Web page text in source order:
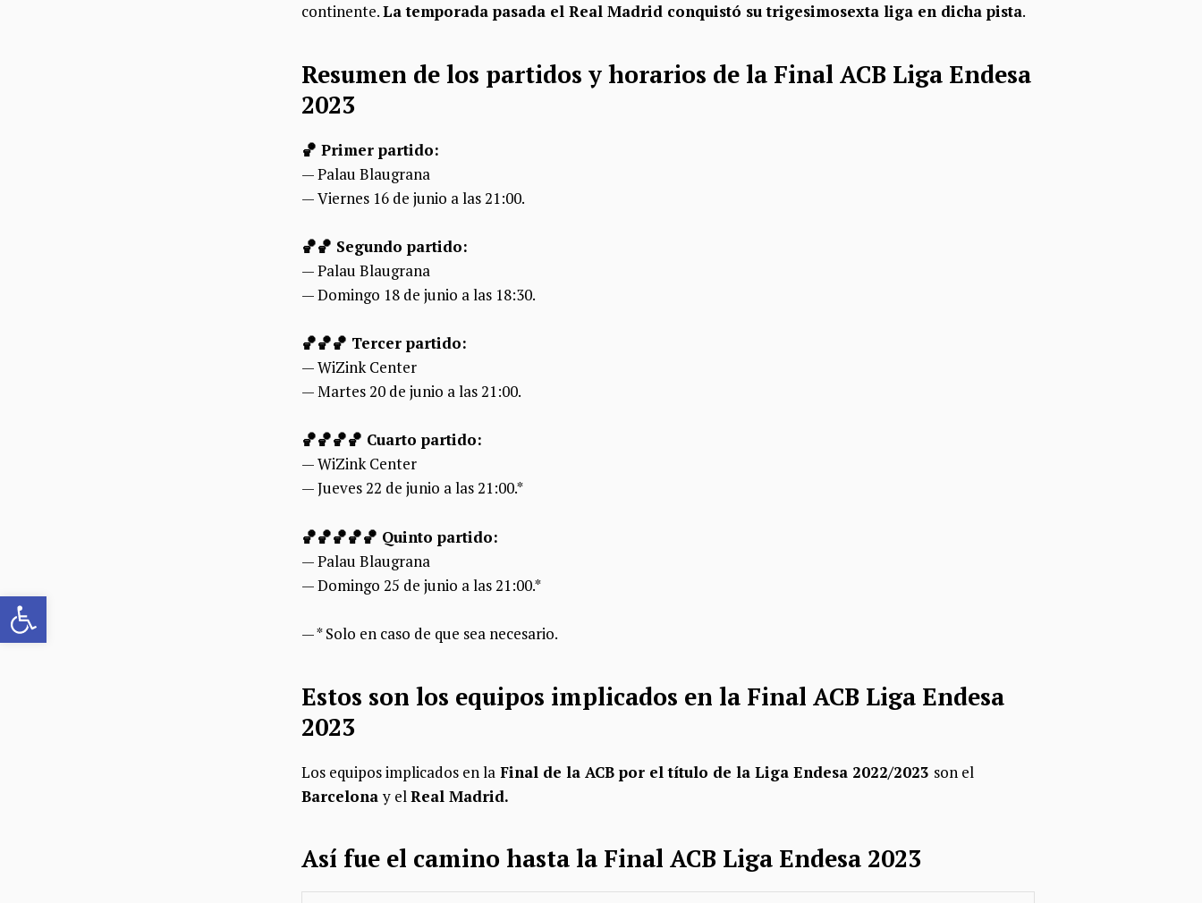
Abrir barra de herramientas
continente.La temporada pasada el Real Madrid conquistó su trigesimosexta liga en dicha pista.
Resumen de los partidos y horarios de la Final ACB Liga Endesa
2023
🏀 Primer partido:
— Palau Blaugrana
— Viernes 16 de junio a las 21:00.
🏀🏀 Segundo partido:
— Palau Blaugrana
— Domingo 18 de junio a las 18:30.
🏀🏀🏀 Tercer partido:
— WiZink Center
— Martes 20 de junio a las 21:00.
🏀🏀🏀🏀 Cuarto partido:
— WiZink Center
— Jueves 22 de junio a las 21:00.*
🏀🏀🏀🏀🏀 Quinto partido:
— Palau Blaugrana
— Domingo 25 de junio a las 21:00.*
— * Solo en caso de que sea necesario.
Estos son los equipos implicados en la Final ACB Liga Endesa
2023
Los equipos implicados en la Final de la ACB por el título de la Liga Endesa 2022/2023 son el
Barcelonay el Real Madrid.
Así fue el camino hasta la Final ACB Liga Endesa 2023